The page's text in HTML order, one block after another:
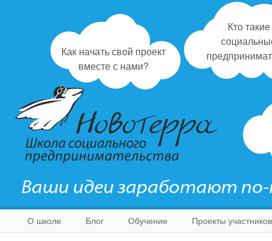
Как начать свой проект
вместе с нами?
Кто такие
Ваши идеи заработают
О школе Блог Обучение Проекты участников